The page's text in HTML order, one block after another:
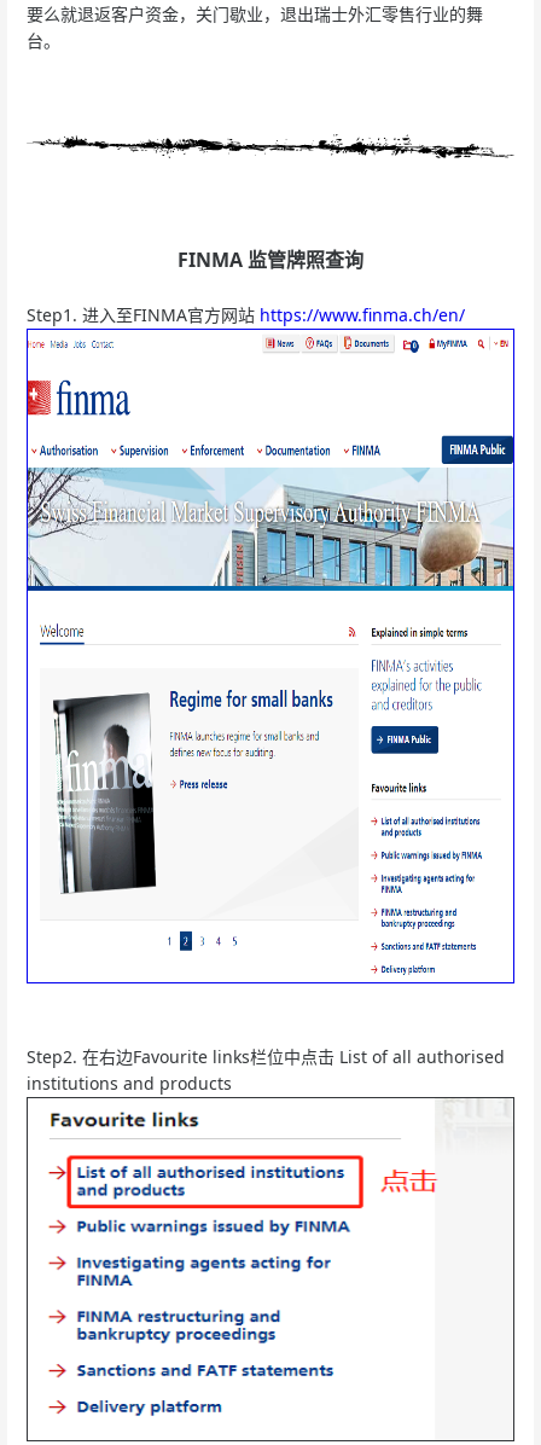
要么就退返客户资金，关门歇业，退出瑞士外汇零售行业的舞
台。
FINMA 监管牌照查询
Step1. 进入至FINMA官方网站 https://www.finma.ch/en/
Step2. 在右边Favourite links栏位中点击 List of all authorised
institutions and products